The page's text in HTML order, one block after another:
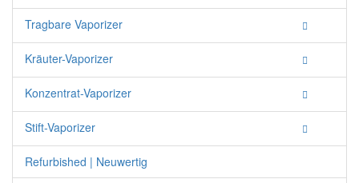
Tragbare Vaporizer
Kräuter-Vaporizer
Konzentrat-Vaporizer
Stift-Vaporizer
Refurbished | Neuwertig